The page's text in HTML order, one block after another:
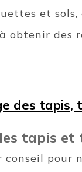
et
obtenir des
des tapis,
tapis et
conseil pour